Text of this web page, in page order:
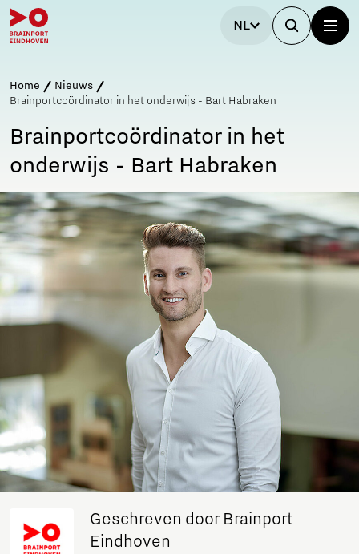
NL
Home
Nieuws
Brainportcoördinator in het onderwijs - Bart Habraken
Brainportcoördinator in het
onderwijs - Bart Habraken
Geschreven door Brainport
Eindhoven